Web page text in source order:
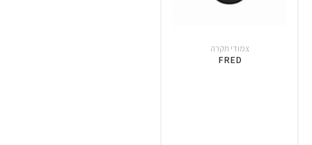
צמודי תקרה
FRED